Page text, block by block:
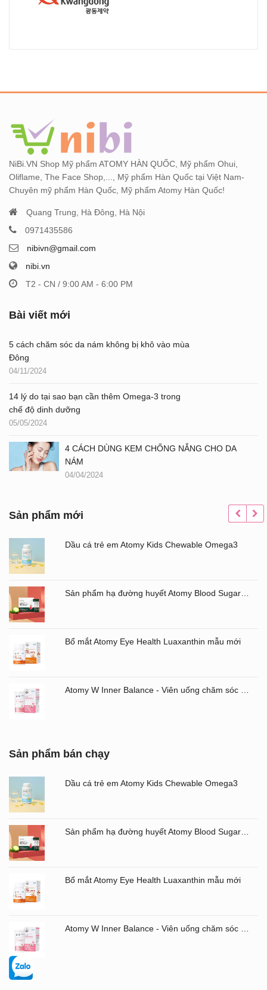
NiBi.VN Shop Mỹ phẩm ATOMY HÀN QUỐC, Mỹ phẩm Ohui,
Oliflame, The Face Shop,..., Mỹ phẩm Hàn Quốc tại Việt Nam-
Chuyên mỹ phẩm Hàn Quốc, Mỹ phẩm Atomy Hàn Quốc!
Quang Trung, Hà Đông, Hà Nội
0971435586
nibivn@gmail.com
nibi.vn
T2 - CN / 9:00 AM - 6:00 PM
Bài viết mới
5 cách chăm sóc da nám không bị khô vào mùa
Đông
04/11/2024
14 lý do tại sao bạn cần thêm Omega-3 trong
chế độ dinh dưỡng
05/05/2024
4 CÁCH DÙNG KEM CHỐNG NẮNG CHO DA
NÁM
04/04/2024
Sản phẩm mới
Dầu cá trẻ em Atomy Kids Chewable Omega3
Sản phẩm hạ đường huyết Atomy Blood Sugar Cut Bitter Melon chiết xuất mướp đắng hộp 60 gói
Bổ mắt Atomy Eye Health Luaxanthin mẫu mới
Sản phẩm bán chạy
Dầu cá trẻ em Atomy Kids Chewable Omega3
Sản phẩm hạ đường huyết Atomy Blood Sugar Cut Bitter Melon chiết xuất mướp đắng hộp 60 gói
Bổ mắt Atomy Eye Health Luaxanthin mẫu mới